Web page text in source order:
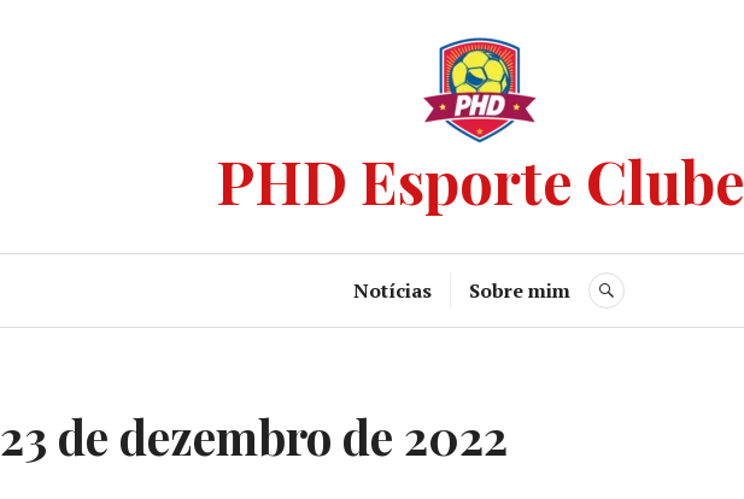
PHD Esporte Clube
Notícias Sobre mim
23 de dezembro de 2022